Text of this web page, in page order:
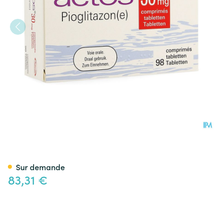
83,31 €
Sur demande